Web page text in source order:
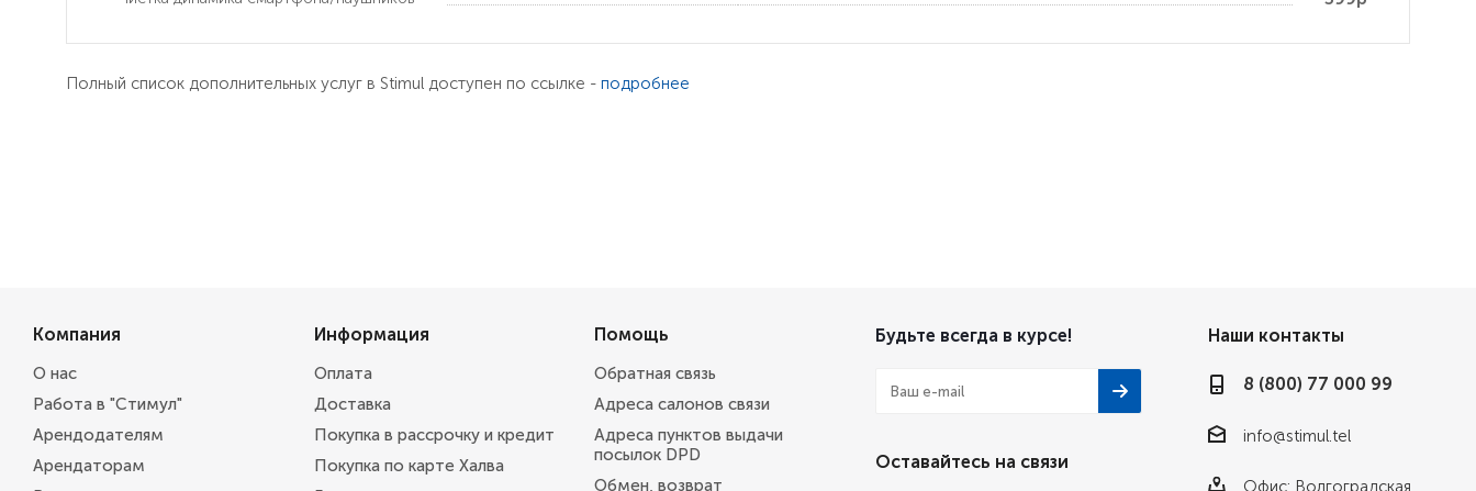
Полный список дополнительных услуг в Stimul доступен по ссылке - подробнее
Компания
О нас
Работа в "Стимул"
Арендодателям
Арендаторам
Информация
Оплата
Доставка
Покупка в рассрочку и кредит
Покупка по карте Халва
Помощь
Обратная связь
Адреса салонов связи
Адреса пунктов выдачи
посылок DPD
Обмен, возврат
Будьте всегда в курсе!
Оставайтесь на связи
Наши контакты
8 (800) 77 000 99
info@stimul.tel
Офис: Волгоградская